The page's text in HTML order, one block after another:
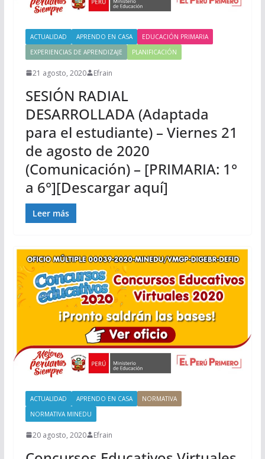
ACTUALIDAD APRENDO EN CASA
EDUCACIÓN PRIMARIA
EXPERIENCIAS DE APRENDIZAJE
PLANIFICACIÓN
21 agosto, 2020 Efrain
SESIÓN RADIAL
DESARROLLADA (Adaptada
para el estudiante) – Viernes 21
de agosto de 2020
(Comunicación) – [PRIMARIA: 1°
a 6°][Descargar aquí]
Leer más
ACTUALIDAD APRENDO EN CASA
NORMATIVA
NORMATIVA MINEDU
20 agosto, 2020 Efrain